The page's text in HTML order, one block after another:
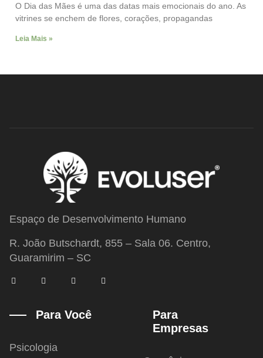
O Dia das Mães é uma das datas mais emocionais do ano. As
vitrines se enchem de flores, corações, propagandas
Leia Mais »
Espaço de Desenvolvimento Humano
R. João Butschardt, 855 – Sala 06. Centro,
Guaramirim – SC
F
a
-
T
w
t
e
I
n
a
g
Y
o
Para Você
Psicologia
Para
Empresas